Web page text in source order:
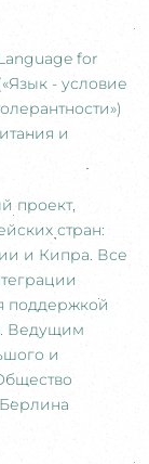
for
- условие
и
проект,
стран:
и Кипра. Все
поддержкой
Ведущим
и